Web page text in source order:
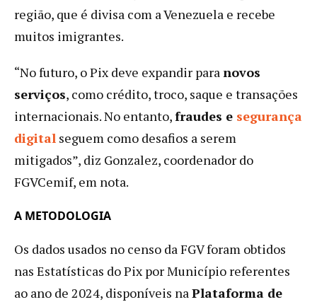
região, que é divisa com a Venezuela e recebe
muitos imigrantes.
“No futuro, o Pix deve expandir paranovos
serviços, como crédito, troco, saque e transações
internacionais. No entanto,fraudes e segurança
digital seguem como desafios a serem
mitigados”, diz Gonzalez, coordenador do
FGVCemif, em nota.
A METODOLOGIA
Os dados usados no censo da FGV foram obtidos
nas Estatísticas do Pix por Município referentes
ao ano de 2024, disponíveis naPlataforma de